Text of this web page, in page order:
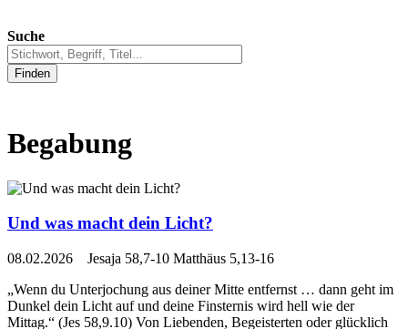
Suche
Finden
Begabung
Und was macht dein Licht?
08.02.2026 Jesaja 58,7-10 Matthäus 5,13-16
„Wenn du Unterjochung aus deiner Mitte entfernst … dann geht im
Dunkel dein Licht auf und deine Finsternis wird hell wie der
Mittag.“ (Jes 58,9.10) Von Liebenden, Begeisterten oder glücklich